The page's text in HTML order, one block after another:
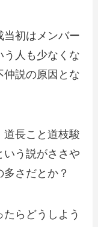
当初はメンバー
う人も少なくな
仲説の原因とな
道長こと道枝駿
いう説がささや
さだとか？
らどうしよう